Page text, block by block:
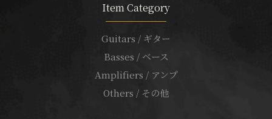
Item Category
Guitars / ギター
Basses / ベース
Amplifiers / アンプ
Others / その他